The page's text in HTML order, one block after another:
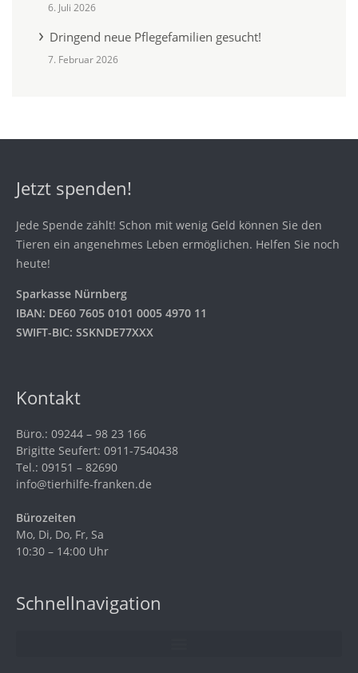
6. Juli 2026
Dringend neue Pflegefamilien gesucht!
7. Februar 2026
Jetzt spenden!
Jede Spende zählt! Schon mit wenig Geld können Sie den
Tieren ein angenehmes Leben ermöglichen. Helfen Sie noch
heute!
Sparkasse Nürnberg
IBAN: DE60 7605 0101 0005 4970 11
SWIFT-BIC: SSKNDE77XXX
Kontakt
Büro.: 09244 – 98 23 166
Brigitte Seufert: 0911-7540438
Tel.: 09151 – 82690
info@tierhilfe-franken.de
Bürozeiten
Mo, Di, Do, Fr, Sa
10:30 – 14:00 Uhr
Schnellnavigation